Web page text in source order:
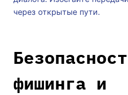
через открытые пути.
фишинга и